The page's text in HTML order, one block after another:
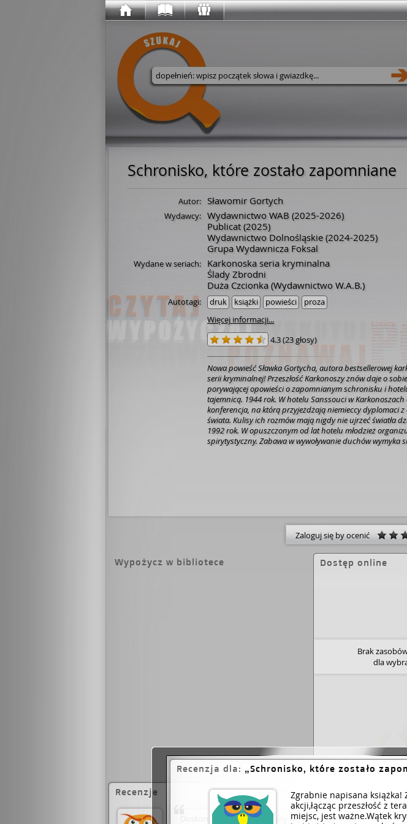
Wyszukaj w serwisie
Schronisko, które zostało zapomniane
Autor: Sławomir Gortych
Wydawcy: Wydawnictwo WAB (2025-2026)
Publicat (2025)
Wydawnictwo Dolnośląskie (2024-2025)
Grupa Wydawnicza Foksal
Wydane w seriach:
Karkonoska seria kryminalna
Ślady Zbrodni
Duża Czcionka (Wydawnictwo W.A.B.)
Autotagi: druk książki powieści
proza
Więcej informacji...
4.3(23 głosy)
Nowa powieść Sławka Gortycha, autora bestsellerowej
serii kryminalnej! Przeszłość Karkonoszy znów daje o sobie znać w
porywającej opowieści o zapomnianym schronisku i
tajemnicą. 1944 rok. W hotelu Sanssouci w Karkonoszach odbywa się
konferencja, na którą przyjeżdżają niemieccy dyplomaci z
świata. Kulisy ich rozmów mają nigdy nie ujrzeć światła
1992 rok. W opuszczonym od lat hotelu młodzież
spirytystyczny. Zabawa w wywoływanie duchów wymyka
na karkonoskich szlakach giną kolejne, pozornie
Czy rzeczywiście hotel był niegdyś miejscem wypoczynku
wcześniej – katownią bezpieki, a w czasie wojny siedzibą
Spraw Zagranicznych III Rzeszy? Czy w Karpaczu
ambasada Japonii, a plotki o ukrytym w górach przez
skarbie zawierają w sobie ziarno prawdy? Na te pytania odpowiedzi
Zaloguj się by ocenić
Wypożycz w bibliotece Dostęp online
Brak
dla
Recenzje
Doskonały kryminał! Mroczny klimat Karkonoszy i
Recenzja dla: Schronisko, które zostało
Zgrabnie napisana
akcji,łącząc przeszłość z
miejsc, jest ważne.Wątek